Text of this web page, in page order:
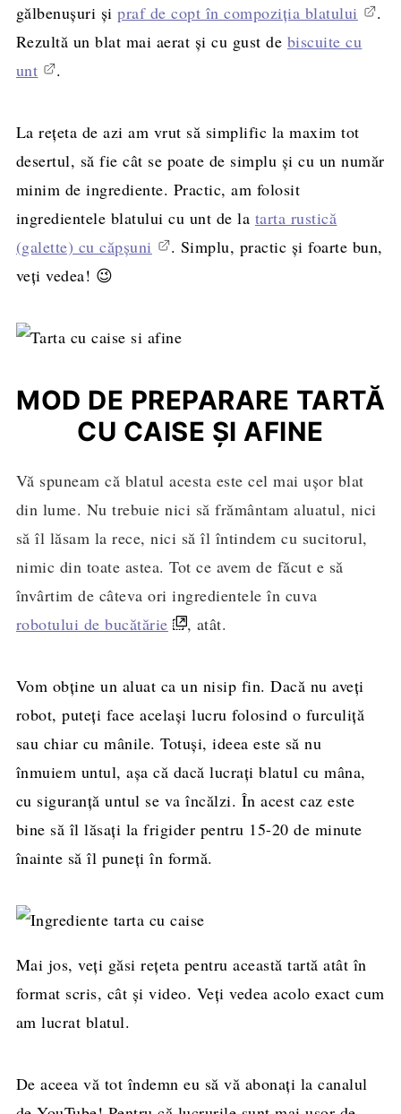
gălbenușuri șipraf de copt în compoziția blatului
.
Rezultă un blat mai aerat și cu gust de biscuite cu
unt
.
La rețeta de azi am vrut să simplific la maxim tot
desertul, să fie cât se poate de simplu și cu un număr
minim de ingrediente. Practic, am folosit
ingredientele blatului cu unt de la tarta rustică
(galette) cu căpșuni
. Simplu, practic și foarte bun,
veți vedea! 😉
MOD DE PREPARARE TARTĂ
CU CAISE ȘI AFINE
Vă spuneam că blatul acesta este cel mai ușor blat
din lume. Nu trebuie nici să frământam aluatul, nici
să îl lăsam la rece, nici să îl întindem cu sucitorul,
nimic din toate astea. Tot ce avem de făcut e să
învârtim de câteva ori ingredientele în cuva
robotului de bucătărie
, atât.
Vom obține un aluat ca un nisip fin. Dacă nu aveți
robot, puteți face același lucru folosind o furculiță
sau chiar cu mânile. Totuși, ideea este să nu
înmuiem untul, așa că dacă lucrați blatul cu mâna,
cu siguranță untul se va încălzi. În acest caz este
bine să îl lăsați la frigider pentru 15-20 de minute
înainte să îl puneți în formă.
Mai jos, veți găsi rețeta pentru această tartă atât în
format scris, cât și video. Veți vedea acolo exact cum
am lucrat blatul.
De aceea vă tot îndemn eu să vă abonați la canalul